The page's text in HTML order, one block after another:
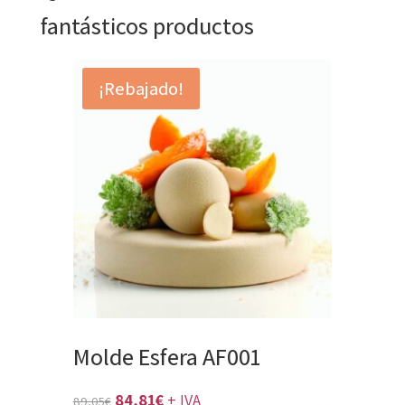
fantásticos productos
¡Rebajado!
Molde Esfera AF001
89,05€ El
84,81€El+ IVA